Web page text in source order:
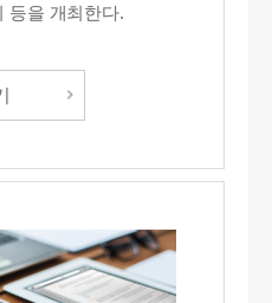
등을 개최한다.